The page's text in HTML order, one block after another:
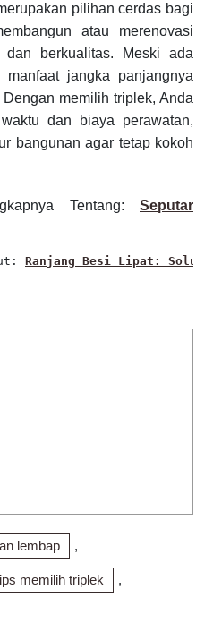
pilihan cerdas bagi
atau merenovasi
berkualitas. Meski ada
jangka panjangnya
memilih triplek, Anda
dan biaya perawatan,
bangunan agar tetap kokoh
Tentang: Seputar
Ranjang Besi Lipat:
lembap ,
memilih triplek ,